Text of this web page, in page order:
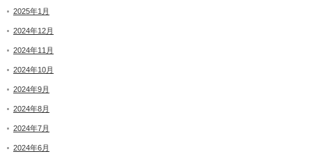
2025年1月
2024年12月
2024年11月
2024年10月
2024年9月
2024年8月
2024年7月
2024年6月